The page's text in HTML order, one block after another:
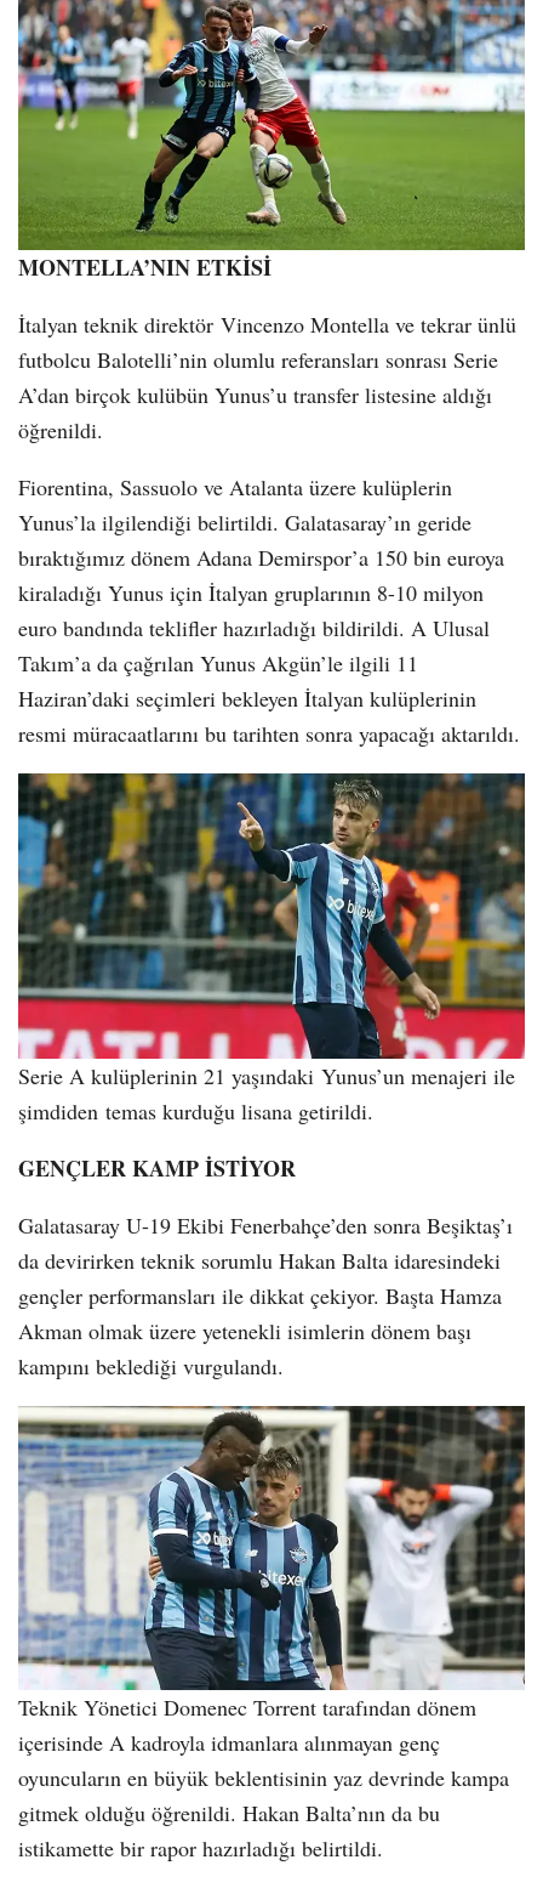
MONTELLA’NIN ETKİSİ
İtalyan teknik direktör Vincenzo Montella ve tekrar ünlü
futbolcu Balotelli’nin olumlu referansları sonrası Serie
A’dan birçok kulübün Yunus’u transfer listesine aldığı
öğrenildi.
Fiorentina, Sassuolo ve Atalanta üzere kulüplerin
Yunus’la ilgilendiği belirtildi. Galatasaray’ın geride
bıraktığımız dönem Adana Demirspor’a 150 bin euroya
kiraladığı Yunus için İtalyan gruplarının 8-10 milyon
euro bandında teklifler hazırladığı bildirildi. A Ulusal
Takım’a da çağrılan Yunus Akgün’le ilgili 11
Haziran’daki seçimleri bekleyen İtalyan kulüplerinin
resmi müracaatlarını bu tarihten sonra yapacağı aktarıldı.
Serie A kulüplerinin 21 yaşındaki Yunus’un menajeri ile
şimdiden temas kurduğu lisana getirildi.
GENÇLER KAMP İSTİYOR
Galatasaray U-19 Ekibi Fenerbahçe’den sonra Beşiktaş’ı
da devirirken teknik sorumlu Hakan Balta idaresindeki
gençler performansları ile dikkat çekiyor. Başta Hamza
Akman olmak üzere yetenekli isimlerin dönem başı
kampını beklediği vurgulandı.
Teknik Yönetici Domenec Torrent tarafından dönem
içerisinde A kadroyla idmanlara alınmayan genç
oyuncuların en büyük beklentisinin yaz devrinde kampa
gitmek olduğu öğrenildi. Hakan Balta’nın da bu
istikamette bir rapor hazırladığı belirtildi.